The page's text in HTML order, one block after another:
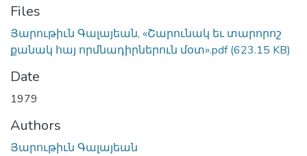
Files
Յարութիւն Գալայեան, «Շարունակ եւ տարորոշ
քանակ հայ որմնադիրներուն մօտ».pdf(623.15 KB)
Date
1979
Authors
Յարութիւն Գալայեան